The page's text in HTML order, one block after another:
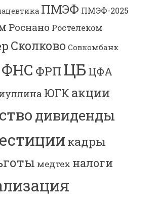
ПМЭФ ПМЭФ-2025
Роснано Ростелеком
Сколково Совкомбанк
ФНС ФРП ЦБ ЦФА
ЮГК акции
дивиденды
кадры
медтех налоги